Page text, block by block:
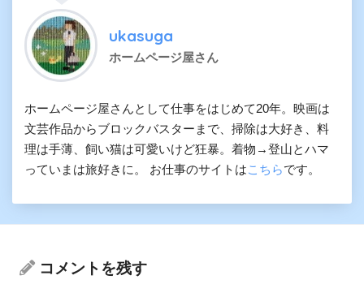
ukasuga
ホームページ屋さん
ホームページ屋さんとして仕事をはじめて20年。映画は
文芸作品からブロックバスターまで、掃除は大好き、料
理は手薄、飼い猫は可愛いけど狂暴。着物→登山とハマ
っていまは旅好きに。 お仕事のサイトはこちらです。
コメントを残す